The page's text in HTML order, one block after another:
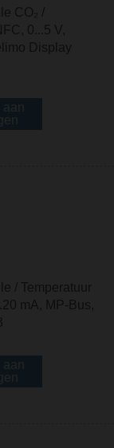
CO₂ /
0...5 V,
Display
/ Temperatuur
mA, MP-Bus,